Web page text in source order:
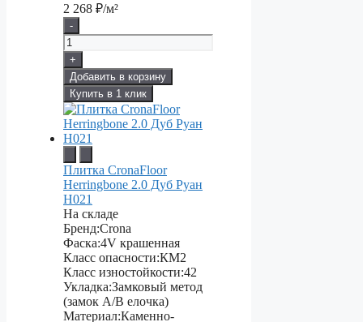
2 268 ₽/м²
-
+
Добавить в корзину
Купить в 1 клик
Плитка CronaFloor
Herringbone 2.0 Дуб Руан
H021
На складе
Бренд:Crona
Фаска:4V крашенная
Класс опасности:КМ2
Класс изностойкости:42
Укладка:Замковый метод
(замок А/В елочка)
Материал:Каменно-